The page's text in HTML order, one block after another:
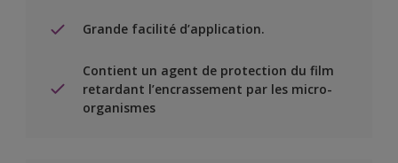
Grande facilité d’application.
Contient un agent de protection du film
retardant l’encrassement par les micro-
organismes